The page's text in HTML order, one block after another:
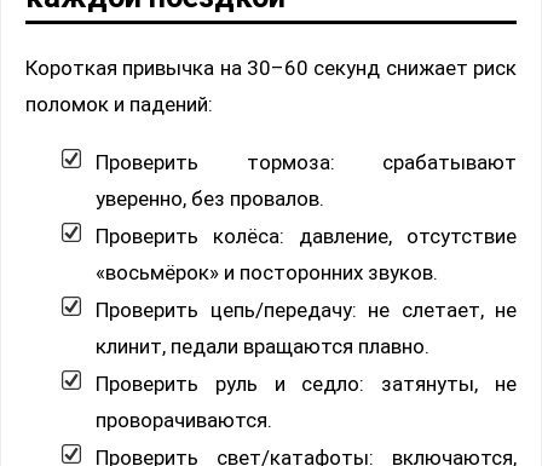
Короткая привычка на 30–60 секунд снижает риск
поломок и падений:
Проверить тормоза: срабатывают
уверенно, без провалов.
Проверить колёса: давление, отсутствие
«восьмёрок» и посторонних звуков.
Проверить цепь/передачу: не слетает, не
клинит, педали вращаются плавно.
Проверить руль и седло: затянуты, не
проворачиваются.
Проверить свет/катафоты: включаются,